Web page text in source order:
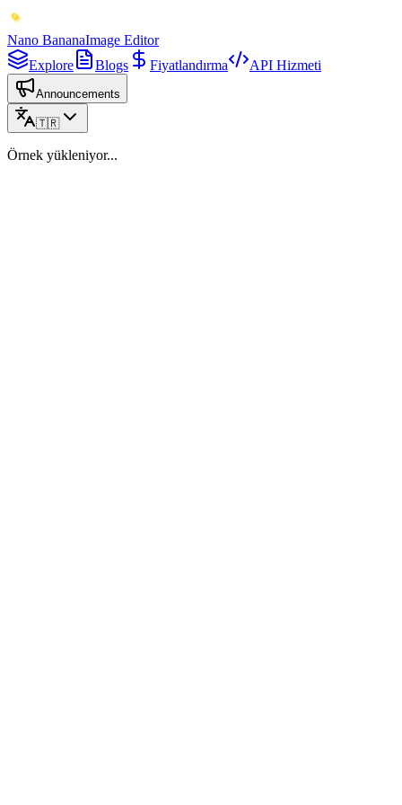
Nano BananaImage Editor
Explore
Blogs Fiyatlandırma API Hizmeti
Announcements
🇹🇷
Örnek yükleniyor...